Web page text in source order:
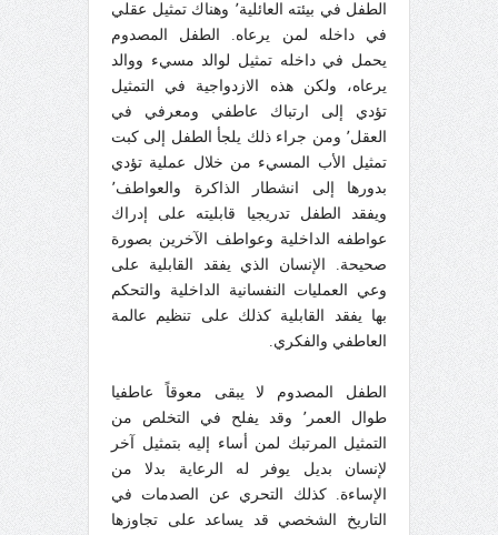
الطفل في بيئته العائلية٬ وهناك تمثيل عقلي
في داخله لمن يرعاه. الطفل المصدوم
يحمل في داخله تمثيل لوالد مسيء ووالد
يرعاه، ولكن هذه الازدواجية في التمثيل
تؤدي إلى ارتباك عاطفي ومعرفي في
العقل٬ ومن جراء ذلك يلجأ الطفل إلى كبت
تمثيل الأب المسيء من خلال عملية تؤدي
بدورها إلى انشطار الذاكرة والعواطف٬
ويفقد الطفل تدريجيا قابليته على إدراك
عواطفه الداخلية وعواطف الآخرين بصورة
صحيحة. الإنسان الذي يفقد القابلية على
وعي العمليات النفسانية الداخلية والتحكم
بها يفقد القابلية كذلك على تنظيم عالمة
العاطفي والفكري.
الطفل المصدوم لا يبقى معوقاً عاطفيا
طوال العمر٬ وقد يفلح في التخلص من
التمثيل المرتبك لمن أساء إليه بتمثيل آخر
لإنسان بديل يوفر له الرعاية بدلا من
الإساءة. كذلك التحري عن الصدمات في
التاريخ الشخصي قد يساعد على تجاوزها